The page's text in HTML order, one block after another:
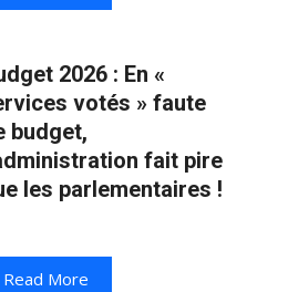
2026 : En «
votés » faute
budget,
fait pire
les parlementaires !
Read More